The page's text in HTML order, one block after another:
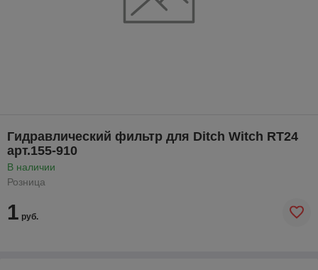
Гидравлический фильтр для Ditch Witch RT24
арт.155-910
В наличии
Розница
1 руб.